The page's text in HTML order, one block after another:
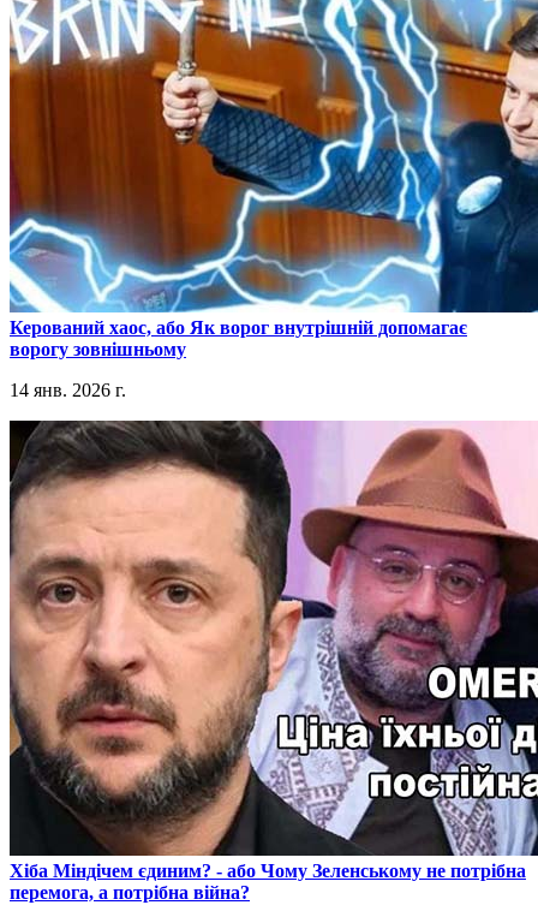
​Керований хаос, або Як ворог внутрішній допомагає
ворогу зовнішньому
14 янв. 2026 г.
​Хіба Міндічем єдиним? - або Чому Зеленському не потрібна
перемога, а потрібна війна?